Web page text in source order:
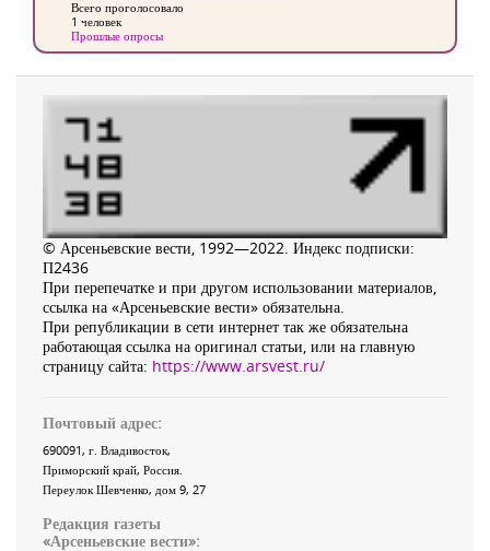
Всего проголосовало
1 человек
Прошлые опросы
© Арсеньевские вести, 1992—2022. Индекс подписки:
П2436
При перепечатке и при другом использовании материалов,
ссылка на «Арсеньевские вести» обязательна.
При републикации в сети интернет так же обязательна
работающая ссылка на оригинал статьи, или на главную
страницу сайта: https://www.arsvest.ru/
Почтовый адрес:
690091, г. Владивосток,
Приморский край, Россия
Переулок Шевченко, дом 9, 27
Редакция газеты
«Арсеньевские вести»: